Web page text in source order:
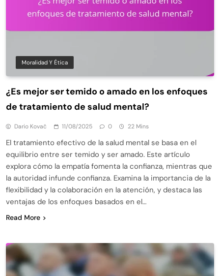
Moralidad Y Ética
¿Es mejor ser temido o amado en los enfoques
de tratamiento de salud mental?
Dario Kovač 11/08/2025 0 22 Mins
El tratamiento efectivo de la salud mental se basa en el
equilibrio entre ser temido y ser amado. Este artículo
explora cómo la empatía fomenta la confianza, mientras que
la autoridad infunde confianza. Examina la importancia de la
flexibilidad y la colaboración en la atención, y destaca las
ventajas de los enfoques basados en el…
Read More